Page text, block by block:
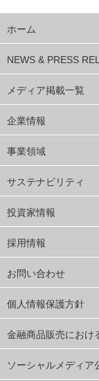
ホーム
NEWS & PRESS
メディア掲載一覧
企業情報
事業領域
サステナビリティ
投資家情報
採用情報
お問い合わせ
個人情報保護方針
金融商品販売におけ
ソーシャルメディ